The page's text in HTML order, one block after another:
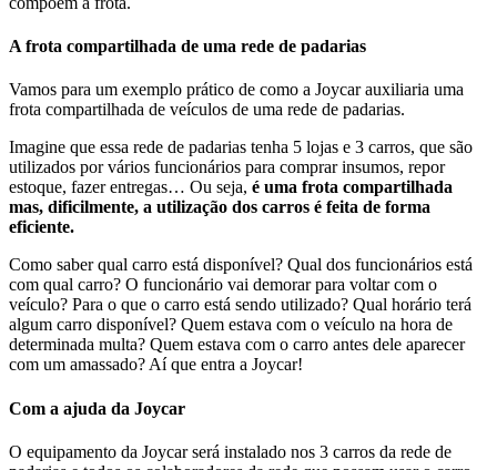
A frota compartilhada de uma rede de padarias
Vamos para um exemplo prático de como a Joycar auxiliaria uma
frota compartilhada de veículos de uma rede de padarias.
Imagine que essa rede de padarias tenha 5 lojas e 3 carros, que são
utilizados por vários funcionários para comprar insumos, repor
estoque, fazer entregas… Ou seja, é uma frota compartilhada
mas, dificilmente, a utilização dos carros é feita de forma
eficiente.
Como saber qual carro está disponível? Qual dos funcionários está
com qual carro? O funcionário vai demorar para voltar com o
veículo? Para o que o carro está sendo utilizado? Qual horário terá
algum carro disponível? Quem estava com o veículo na hora de
determinada multa? Quem estava com o carro antes dele aparecer
com um amassado? Aí que entra a Joycar!
Com a ajuda da Joycar
O equipamento da Joycar será instalado nos 3 carros da rede de